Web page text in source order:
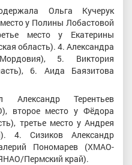
Ольга Кучерук
у Полины Лобастовой
место у Екатерины
область). 4. Александра
5. Виктория
6. Аида Баязитова
Терентьев
второе место у Фёдора
третье место у Андрея
4. Сизиков Александр
Пономарев (ХМАО-
Пермский край).